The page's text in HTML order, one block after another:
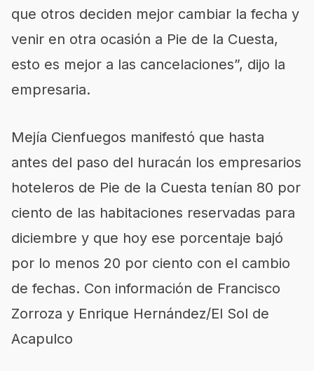
que otros deciden mejor cambiar la fecha y
venir en otra ocasión a Pie de la Cuesta,
esto es mejor a las cancelaciones”, dijo la
empresaria.
Mejía Cienfuegos manifestó que hasta
antes del paso del huracán los empresarios
hoteleros de Pie de la Cuesta tenían 80 por
ciento de las habitaciones reservadas para
diciembre y que hoy ese porcentaje bajó
por lo menos 20 por ciento con el cambio
de fechas. Con información de Francisco
Zorroza y Enrique Hernández/El Sol de
Acapulco